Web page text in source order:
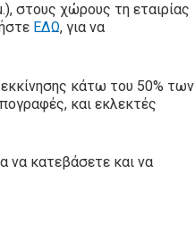
στους χώρους τη εταιρίας
ΕΔΩ, για να
εκκίνησης κάτω του 50% των
και εκλεκτές
να κατεβάσετε και να